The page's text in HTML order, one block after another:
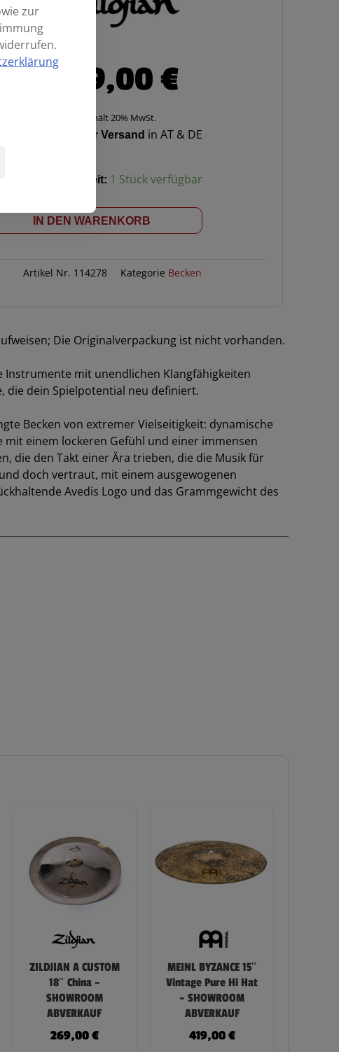
329,00€
Enthält 20% MwSt.
Kostenloser Versand in AT & DE
Verfügbarkeit: 1 Stück verfügbar
IN DEN WARENKORB
Artikel Nr. 114278 Kategorie Becken
Die Originalverpackung ist nicht vorhanden.
Instrumente mit unendlichen Klangfähigkeiten
die dein Spielpotential neu definiert.
Becken von extremer Vielseitigkeit: dynamische
einem lockeren Gefühl und einer immensen
die den Takt einer Ära trieben, die die Musik für
doch vertraut, mit einem ausgewogenen
Avedis Logo und das Grammgewicht des
ZILDJIAN A CUSTOM
18″ China –
SHOWROOM
ABVERKAUF
269,00€
MEINL BYZANCE 15″
Vintage Pure Hi Hat
– SHOWROOM
ABVERKAUF
419,00€
zur